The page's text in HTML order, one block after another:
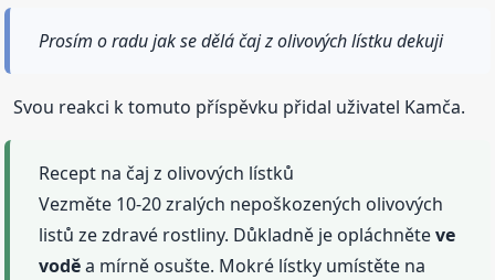
Prosím o radu jak se dělá čaj z olivových lístku dekuji
Svou reakci k tomuto příspěvku přidal uživatel Kamča.
Recept na čaj z olivových lístků
Vezměte 10-20 zralých nepoškozených olivových
listů ze zdravé rostliny. Důkladně je opláchněteve
voděa mírně osušte. Mokré lístky umístěte na